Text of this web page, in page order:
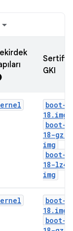
GKI
boot-6
18 . img
boot-6
18-gz
img
boot-6
18-lz4
img
boot-6
18 . img
boot-6